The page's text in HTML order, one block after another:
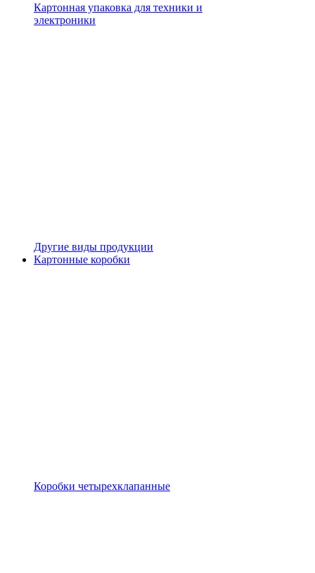
Картонная упаковка для техники и
электроники
Другие виды продукции
Картонные коробки
Коробки четырехклапанные